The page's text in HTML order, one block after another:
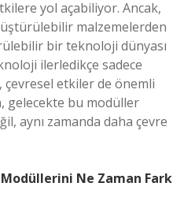
yol açabiliyor. Ancak,
malzemelerden
bir teknoloji dünyası
ilerledikçe sadece
çevresel etkiler de önemli
gelecekte bu modüller
aynı zamanda daha çevre
Ne Zaman Fark